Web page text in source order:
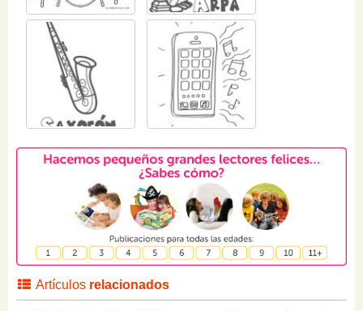
Artículos relacionados